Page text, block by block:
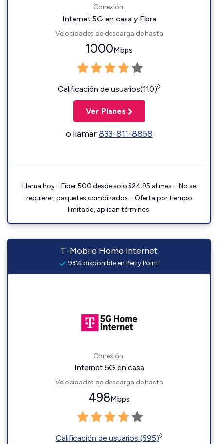
Conexión:
Internet 5G en casa y Fibra
Velocidades de descarga de hasta
1000Mbps
Calificación de usuarios(110)◊
Ver Planes
o llamar833-811-8858
Llama hoy – Fiber 500 desde solo $24.95 al mes – No se
requieren paquetes combinados – Oferta por tiempo
limitado, aplican términos.
T-Mobile Home Internet
93% disponible en Perry Point
Conexión:
Internet 5G en casa
Velocidades de descarga de hasta
498Mbps
Calificación de usuarios (595)◊